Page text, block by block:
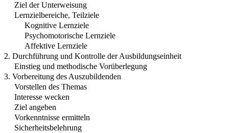
Ziel der Unterweisung
Lernzielbereiche, Teilziele
Kognitive Lernziele
Psychomotorische Lernziele
Affektive Lernziele
2. Durchführung und Kontrolle der Ausbildungseinheit
Einstieg und methodische Vorüberlegung
3. Vorbereitung des Auszubildenden
Vorstellen des Themas
Interesse wecken
Ziel angeben
Vorkenntnisse ermitteln
Sicherheitsbelehrung